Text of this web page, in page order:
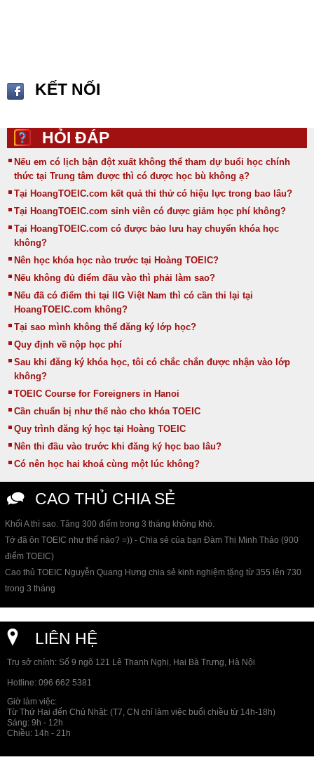
KẾT NỐI
HỎI ĐÁP
Nếu em có lịch bận đột xuất không thể tham dự buổi học chính
thức tại Trung tâm được thì có được học bù không ạ?
Tại HoangTOEIC.com kết quả thi thử có hiệu lực trong bao lâu?
Tại HoangTOEIC.com sinh viên có được giảm học phí không?
Tại HoangTOEIC.com có được bảo lưu hay chuyển khóa học
không?
Nên học khóa học nào trước tại Hoàng TOEIC?
Nếu không đủ điểm đầu vào thì phải làm sao?
Nếu đã có điểm thi tại IIG Việt Nam thì có cần thi lại tại
HoangTOEIC.com không?
Tại sao mình không thể đăng ký lớp học?
Quy định về nộp học phí
Sau khi đăng ký khóa học, tôi có chắc chắn được nhận vào lớp
không?
TOEIC Course for Foreigners in Hanoi
Cần chuẩn bị như thế nào cho khóa TOEIC
Quy trình đăng ký học tại Hoàng TOEIC
Nên thi đầu vào trước khi đăng ký học bao lâu?
Có nên học hai khoá cùng một lúc không?
CAO THỦ CHIA SẺ
Khối A thì sao. Tăng 300 điểm trong 3 tháng không khó.
Tớ đã ôn TOEIC như thế nào? =)) - Chia sẻ của bạn Đàm Thị Minh Thảo (900
điểm TOEIC)
Cao thủ TOEIC Nguyễn Quang Hưng chia sẻ kinh nghiệm tặng từ 355 lên 730
trong 3 tháng
LIÊN HỆ
Trụ sở chính: Số 9 ngõ 121 Lê Thanh Nghị, Hai Bà Trưng, Hà Nội
Hotline: 096 662 5381
Giờ làm việc:
Từ Thứ Hai đến Chủ Nhật: (T7, CN chỉ làm việc buổi chiều từ 14h-18h)
Sáng: 9h - 12h
Chiều: 14h - 21h